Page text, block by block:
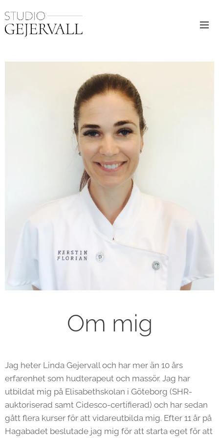
Om mig
Jag heter Linda Gejervall och har mer än 10 års
erfarenhet som hudterapeut och massör. Jag har
utbildat mig på Elisabethskolan i Göteborg (SHR-
auktoriserad samt Cidesco-certifierad) och har sedan
gått flera kurser för att vidareutbilda mig. Efter 11 år på
Hagabadet beslutade jag mig för att starta eget för att